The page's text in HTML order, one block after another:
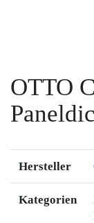
OTTO
Hersteller
Kategorien